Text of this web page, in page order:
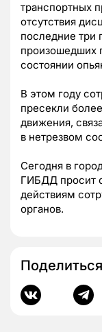
транспортных
отсутствия
последние три
произошедших
состоянии
В этом году
пресекли
движения,
в нетрезвом
Сегодня в
ГИБДД просит
действиям
органов.